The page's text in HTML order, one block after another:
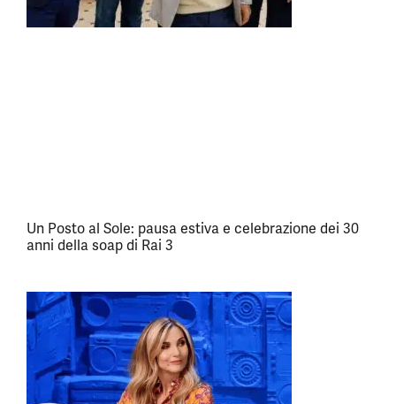
Un Posto al Sole: pausa estiva e celebrazione dei 30
anni della soap di Rai 3